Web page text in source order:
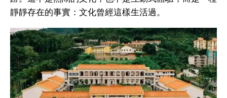
靜靜存在的事實：文化曾經這樣生活過。